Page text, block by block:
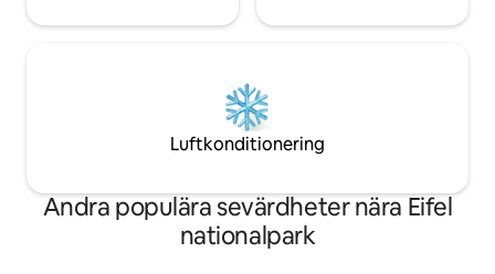
Luftkonditionering
Andra populära sevärdheter nära Eifel
nationalpark